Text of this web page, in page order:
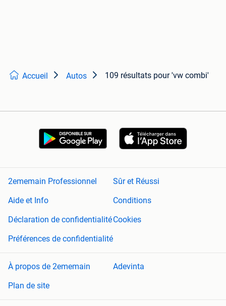
Accueil Autos 109 résultats pour 'vw combi'
2ememain Professionnel
Sûr et Réussi
Aide et Info
Conditions
Déclaration de confidentialitéCookies
Préférences de confidentialité
À propos de 2ememain
Adevinta
Plan de site